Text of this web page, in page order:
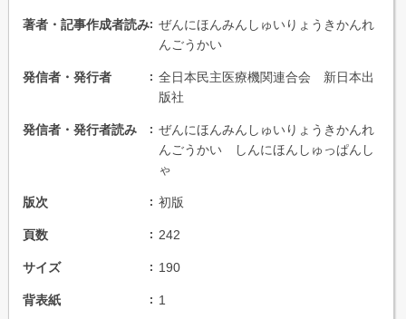
著者・記事作成者読み
ぜんにほんみんしゅいりょうきかんれ
んごうかい
発信者・発行者
全日本民主医療機関連合会 新日本出
版社
発信者・発行者読み
ぜんにほんみんしゅいりょうきかんれ
んごうかい しんにほんしゅっぱんし
ゃ
版次 初版
頁数 242
サイズ 190
背表紙 1